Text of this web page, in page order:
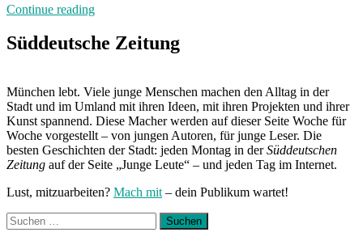
Continue reading„Neuland“
Süddeutsche Zeitung
München lebt. Viele junge Menschen machen den Alltag in der
Stadt und im Umland mit ihren Ideen, mit ihren Projekten und ihrer
Kunst spannend. Diese Macher werden auf dieser Seite Woche für
Woche vorgestellt – von jungen Autoren, für junge Leser. Die
besten Geschichten der Stadt: jeden Montag in derSüddeutschen
Zeitung auf der Seite „Junge Leute“ – und jeden Tag im Internet.
Lust, mitzuarbeiten? Mach mit – dein Publikum wartet!
Suchen
nach: